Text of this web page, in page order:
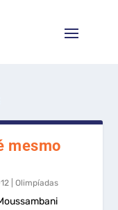
mesmo
|Olimpíadas